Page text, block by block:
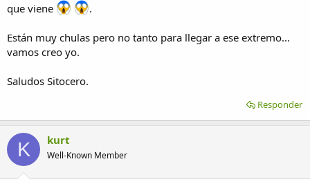
que viene
.
Están muy chulas pero no tanto para llegar a ese extremo...
vamos creo yo.
Saludos Sitocero.
Responder
K kurt
Well-Known Member